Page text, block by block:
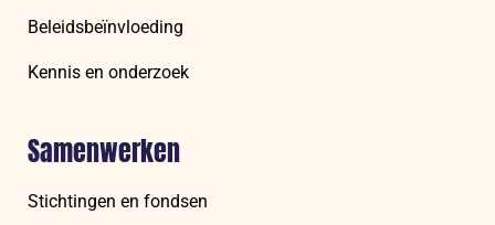
Beleidsbeïnvloeding
Kennis en onderzoek
Samenwerken
Stichtingen en fondsen